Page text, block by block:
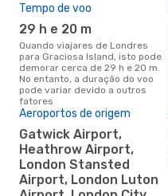
Tempo de voo
29 h e 20 m
Quando viajares de Londres
para Graciosa Island, isto pode
demorar cerca de 29 h e 20 m.
No entanto, a duração do voo
pode variar devido a outros
fatores
Aeroportos de origem
Gatwick Airport,
Heathrow Airport,
London Stansted
Airport, London Luton